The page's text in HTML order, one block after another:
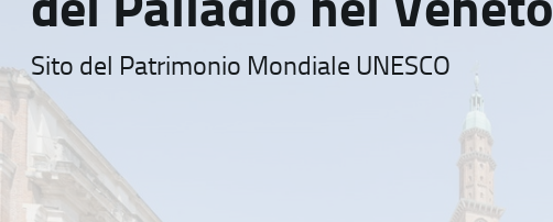
Sito del Patrimonio Mondiale UNESCO